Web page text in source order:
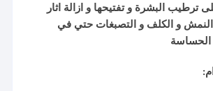
ترطيب البشرة و تفتيحها و ازالة اثار
النمش و الكلف و التصبغات حتي في
الحساسة